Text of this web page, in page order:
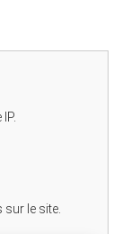
le site.